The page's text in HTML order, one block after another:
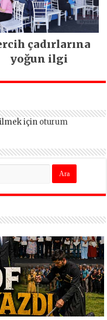
çadırlarına
yoğun ilgi
için oturum